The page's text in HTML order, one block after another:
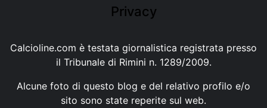
Privacy
Calcioline.com è testata giornalistica registrata presso
il Tribunale di Rimini n. 1289/2009.
Alcune foto di questo blog e del relativo profilo e/o
sito sono state reperite sul web.